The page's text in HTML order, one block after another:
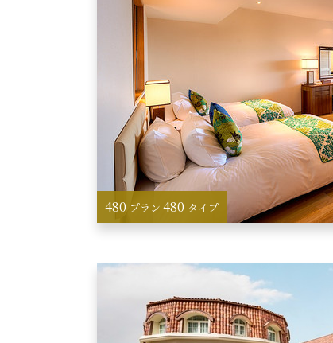
480 プラン 480 タイプ